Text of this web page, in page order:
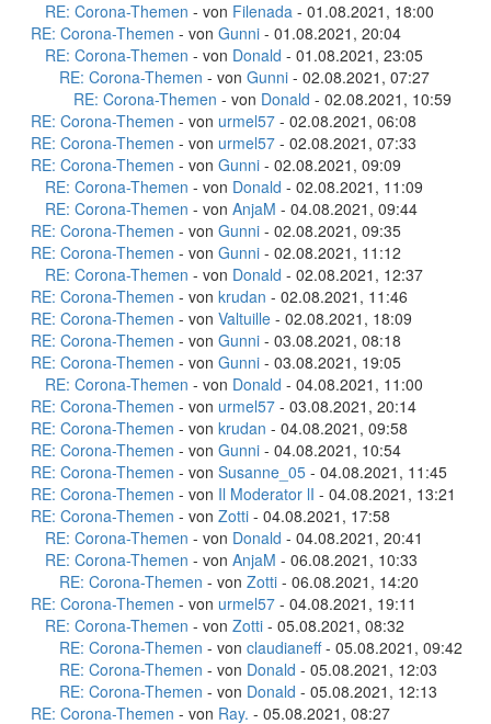
RE: Corona-Themen - von Filenada - 01.08.2021, 18:00
RE: Corona-Themen - von Gunni - 01.08.2021, 20:04
RE: Corona-Themen - von Donald - 01.08.2021, 23:05
RE: Corona-Themen - von Gunni - 02.08.2021, 07:27
RE: Corona-Themen - von Donald - 02.08.2021, 10:59
RE: Corona-Themen - von urmel57 - 02.08.2021, 06:08
RE: Corona-Themen - von urmel57 - 02.08.2021, 07:33
RE: Corona-Themen - von Gunni - 02.08.2021, 09:09
RE: Corona-Themen - von Donald - 02.08.2021, 11:09
RE: Corona-Themen - von AnjaM - 04.08.2021, 09:44
RE: Corona-Themen - von Gunni - 02.08.2021, 09:35
RE: Corona-Themen - von Gunni - 02.08.2021, 11:12
RE: Corona-Themen - von Donald - 02.08.2021, 12:37
RE: Corona-Themen - von krudan - 02.08.2021, 11:46
RE: Corona-Themen - von Valtuille - 02.08.2021, 18:09
RE: Corona-Themen - von Gunni - 03.08.2021, 08:18
RE: Corona-Themen - von Gunni - 03.08.2021, 19:05
RE: Corona-Themen - von Donald - 04.08.2021, 11:00
RE: Corona-Themen - von urmel57 - 03.08.2021, 20:14
RE: Corona-Themen - von krudan - 04.08.2021, 09:58
RE: Corona-Themen - von Gunni - 04.08.2021, 10:54
RE: Corona-Themen - von Susanne_05 - 04.08.2021, 11:45
RE: Corona-Themen - von Il Moderator lI - 04.08.2021, 13:21
RE: Corona-Themen - von Zotti - 04.08.2021, 17:58
RE: Corona-Themen - von Donald - 04.08.2021, 20:41
RE: Corona-Themen - von AnjaM - 06.08.2021, 10:33
RE: Corona-Themen - von Zotti - 06.08.2021, 14:20
RE: Corona-Themen - von urmel57 - 04.08.2021, 19:11
RE: Corona-Themen - von Zotti - 05.08.2021, 08:32
RE: Corona-Themen - von claudianeff- 05.08.2021, 09:42
RE: Corona-Themen - von Donald - 05.08.2021, 12:03
RE: Corona-Themen - von Donald - 05.08.2021, 12:13
RE: Corona-Themen - von Ray. - 05.08.2021, 08:27